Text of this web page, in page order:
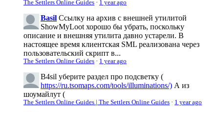
The Settlers Online Guides · 1 year ago
Basil Ссылку на архив с внешней утилитой
ShowMyLoot хорошо бы убрать, поскольку
описание и внешняя утилита давно устарели. В
настоящее время клиентская SML реализована через
пользовательский скрипт в...
The Settlers Online Guides · 1 year ago
B4sil уберите раздел про подсветку (
https://ru.tsomaps.com/tools/illuminations/) А из
шоумайлут (
The Settlers Online Guides | The Settlers Online Guides · 1 year ago